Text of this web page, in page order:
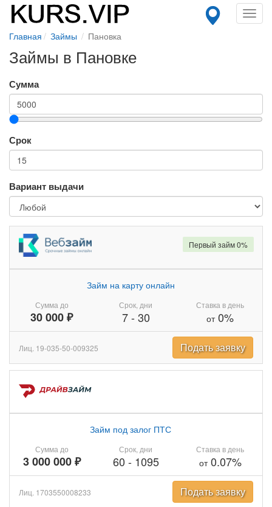
Главная Займы Пановка
Займы в Пановке
Сумма
Срок
Вариант выдачи
Сумма до
30 000 ₽
Займ на карту онлайн
Срок, дни
7- 30
Ставка в день
от0%
Первый займ 0%
Лиц. 19-035-50-009325 Подать заявку
Сумма до
3 000 000 ₽
Займ под залог ПТС
Срок, дни
60 - 1095
Ставка в день
от0.07%
Лиц. 1703550008233 Подать заявку